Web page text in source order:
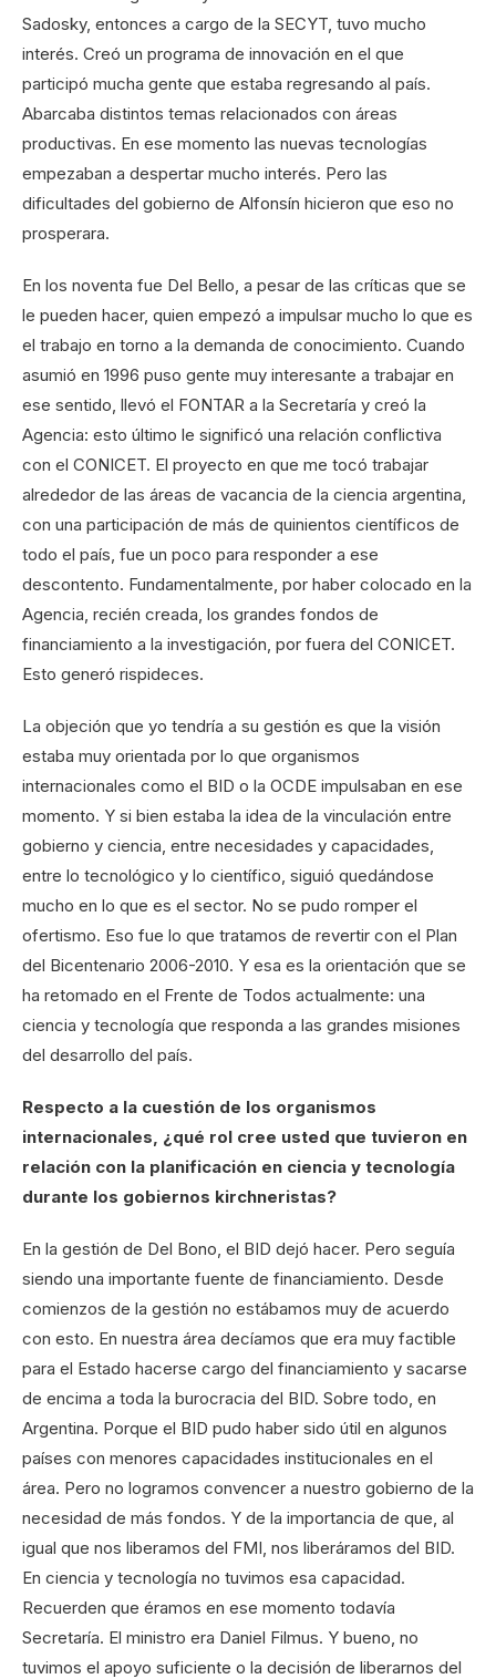
Sadosky, entonces a cargo de la SECYT, tuvo mucho
interés. Creó un programa de innovación en el que
participó mucha gente que estaba regresando al país.
Abarcaba distintos temas relacionados con áreas
productivas. En ese momento las nuevas tecnologías
empezaban a despertar mucho interés. Pero las
dificultades del gobierno de Alfonsín hicieron que eso no
prosperara.
En los noventa fue Del Bello, a pesar de las críticas que se
le pueden hacer, quien empezó a impulsar mucho lo que es
el trabajo en torno a la demanda de conocimiento. Cuando
asumió en 1996 puso gente muy interesante a trabajar en
ese sentido, llevó el FONTAR a la Secretaría y creó la
Agencia: esto último le significó una relación conflictiva
con el CONICET. El proyecto en que me tocó trabajar
alrededor de las áreas de vacancia de la ciencia argentina,
con una participación de más de quinientos científicos de
todo el país, fue un poco para responder a ese
descontento. Fundamentalmente, por haber colocado en la
Agencia, recién creada, los grandes fondos de
financiamiento a la investigación, por fuera del CONICET.
Esto generó rispideces.
La objeción que yo tendría a su gestión es que la visión
estaba muy orientada por lo que organismos
internacionales como el BID o la OCDE impulsaban en ese
momento. Y si bien estaba la idea de la vinculación entre
gobierno y ciencia, entre necesidades y capacidades,
entre lo tecnológico y lo científico, siguió quedándose
mucho en lo que es el sector. No se pudo romper el
ofertismo. Eso fue lo que tratamos de revertir con el Plan
del Bicentenario 2006-2010. Y esa es la orientación que se
ha retomado en el Frente de Todos actualmente: una
ciencia y tecnología que responda a las grandes misiones
del desarrollo del país.
Respecto a la cuestión de los organismos
internacionales, ¿qué rol cree usted que tuvieron en
relación con la planificación en ciencia y tecnología
durante los gobiernos kirchneristas?
En la gestión de Del Bono, el BID dejó hacer. Pero seguía
siendo una importante fuente de financiamiento. Desde
comienzos de la gestión no estábamos muy de acuerdo
con esto. En nuestra área decíamos que era muy factible
para el Estado hacerse cargo del financiamiento y sacarse
de encima a toda la burocracia del BID. Sobre todo, en
Argentina. Porque el BID pudo haber sido útil en algunos
países con menores capacidades institucionales en el
área. Pero no logramos convencer a nuestro gobierno de la
necesidad de más fondos. Y de la importancia de que, al
igual que nos liberamos del FMI, nos liberáramos del BID.
En ciencia y tecnología no tuvimos esa capacidad.
Recuerden que éramos en ese momento todavía
Secretaría. El ministro era Daniel Filmus. Y bueno, no
tuvimos el apoyo suficiente o la decisión de liberarnos del